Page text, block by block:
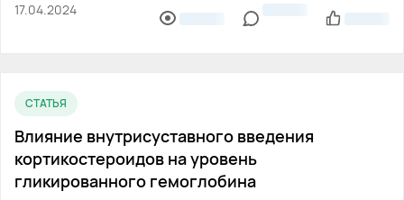
17.04.2024
СТАТЬЯ
Влияние внутрисуставного введения
кортикостероидов на уровень
гликированного гемоглобина